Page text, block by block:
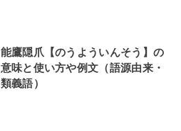
能鷹隠爪【のうよういんそう】の
意味と使い方や例文（語源由来・
類義語）